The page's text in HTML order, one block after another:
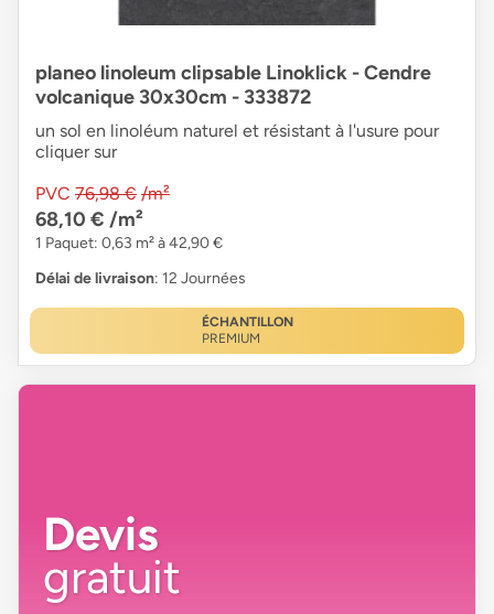
planeo linoleum clipsable Linoklick - Cendre
volcanique 30x30cm - 333872
un sol en linoléum naturel et résistant à l'usure pour
cliquer sur
PVC 76,98 € /m²
68,10 € /m²
1 Paquet: 0,63 m² à 42,90 €
Délai de livraison: 12 Journées
ÉCHANTILLON
PREMIUM
Devis
gratuit